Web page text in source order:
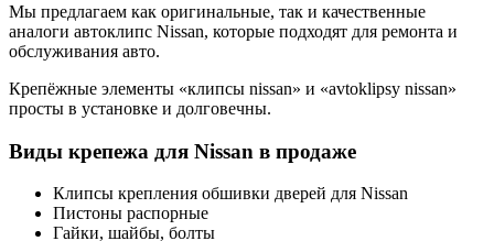
Мы предлагаем как оригинальные, так и качественные
аналоги автоклипс Nissan, которые подходят для ремонта и
обслуживания авто.
Крепёжные элементы «клипсы nissan» и «avtoklipsy nissan»
просты в установке и долговечны.
Виды крепежа для Nissan в продаже
Клипсы крепления обшивки дверей для Nissan
Пистоны распорные
Гайки, шайбы, болты